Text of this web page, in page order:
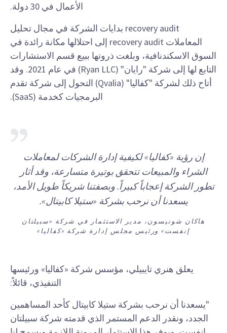
الأعمال في 30 دولة.
recovery audit بدايات الشركة في مجال تحليل
المعاملات recovery audit إلى احتلالها مكانة رائدة في
السوق الاسكندنافية، وبلغت ذروتها ببيع قسم الاستشارات
التابع لها إلى شركة "رايان" (Ryan LLC) في عام 2021. وقد
أتاح ذلك لشركة "كفاليا" (Qvalia) التحول إلى شركة تقدم
البرمجيات كخدمة (SaaS).
إن رؤية «كفاليا» لكيفية إدارة الشركات لمعاملات
الشراء والمبيعات تتحقق بوتيرة متسارعة، وقد أثار
تطور الشركة إعجاباً كبيراً. وبصفتنا شريكاً طويل الأمد،
يسعدنا أن نرحب بشركة «ستيلا كابيتال».
هاكان شونيسون، مدير الاستثمار في شركة «سبيلتان
إنفست» ورئيس مجلس إدارة شركة «كفاليا»
يعلق هنري تايبيلي، مؤسس شركة «كفاليا» ورئيسها
التنفيذي، قائلاً:
"يسعدنا أن نرحب بشركة ستيلا كابيتال كأحد المساهمين
الجدد، ونقدر الدعم المستمر الذي قدمته شركة سبيلتان